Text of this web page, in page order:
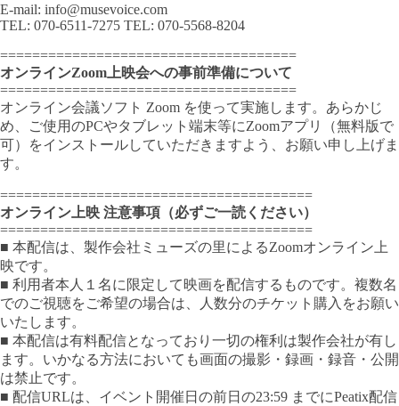
E-mail: info@musevoice.com
TEL: 070-6511-7275 TEL: 070-5568-8204
=====================================
オンラインZoom上映会への事前準備について
=====================================
オンライン会議ソフト Zoom を使って実施します。あらかじ
め、ご使用のPCやタブレット端末等にZoomアプリ（無料版で
可）をインストールしていただきますよう、お願い申し上げま
す。
=======================================
オンライン上映 注意事項（必ずご一読ください）
=======================================
■ 本配信は、製作会社ミューズの里によるZoomオンライン上
映です。
■ 利用者本人１名に限定して映画を配信するものです。複数名
でのご視聴をご希望の場合は、人数分のチケット購入をお願い
いたします。
■ 本配信は有料配信となっており一切の権利は製作会社が有し
ます。いかなる方法においても画面の撮影・録画・録音・公開
は禁止です。
■ 配信URLは、イベント開催日の前日の23:59 までにPeatix配信